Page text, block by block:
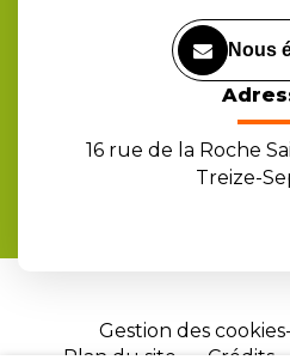
Nous
16 rue de la Roche
Treize-
Gestion des cookies